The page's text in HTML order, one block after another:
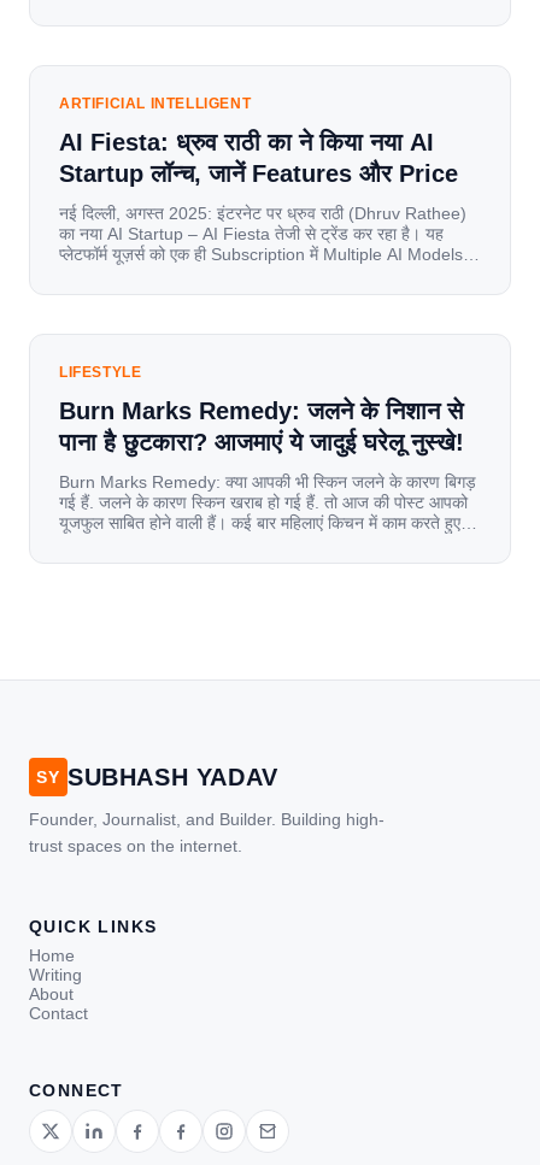
mobile data, affordable smartphones, and high-speed
has become a mobile-first market where consumers
ARTIFICIAL INTELLIGENT
AI Fiesta: ध्रुव राठी का ने किया नया AI
Startup लॉन्च, जानें Features और Price
नई दिल्ली, अगस्त 2025: इंटरनेट पर ध्रुव राठी (Dhruv Rathee)
का नया AI Startup – AI Fiesta तेजी से ट्रेंड कर रहा है। यह
प्लेटफॉर्म यूज़र्स को एक ही Subscription में Multiple AI Models
यूज़र्स का जबरदस्त रिस्पॉन्स लॉन्च के तुरंत […]
LIFESTYLE
Burn Marks Remedy: जलने के निशान से
पाना है छुटकारा? आजमाएं ये जादुई घरेलू नुस्खे!
Burn Marks Remedy: क्या आपकी भी स्किन जलने के कारण बिगड़
गई हैं. जलने के कारण स्किन खराब हो गई हैं. तो आज की पोस्ट आपको
यूजफुल साबित होने वाली हैं। कई बार महिलाएं किचन में काम करते हुए
[…]
SY SUBHASH YADAV
Founder, Journalist, and Builder. Building high-
trust spaces on the internet.
QUICK LINKS
Home
Writing
About
Contact
CONNECT